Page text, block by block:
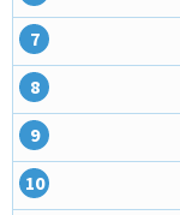
7
8
9
10